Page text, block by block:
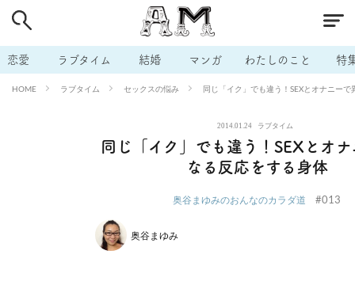
恋愛 ラブタイム 結婚 マンガ わたしのこと 特
HOME ラブタイム セックスの悩み 同じ「イク」でも違う！SEXとオナニー
2014.01.24 ラブタイム
同じ「イク」でも違う！SEXとオナ
なる反応をする身体
奥谷まゆみのおんなのカラダ道 #013
奥谷まゆみ
# 男の本音 # セフレ # 不倫
# 出会う方法 # マッチングアプリ # ラブグッズ # 体の相